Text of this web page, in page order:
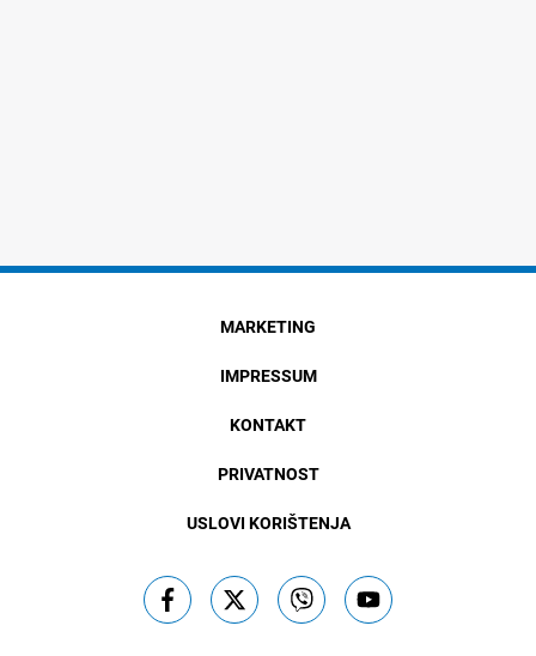
MARKETING
IMPRESSUM
KONTAKT
PRIVATNOST
USLOVI KORIŠTENJA